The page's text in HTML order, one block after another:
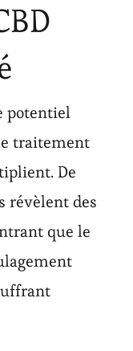
potentiel
traitement
De
révèlent des
que le